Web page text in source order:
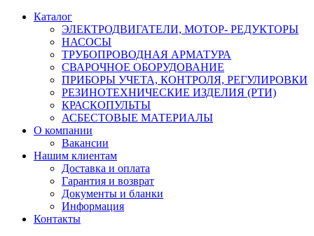
Каталог
ЭЛЕКТРОДВИГАТЕЛИ, МОТОР- РЕДУКТОРЫ
НАСОСЫ
ТРУБОПРОВОДНАЯ АРМАТУРА
СВАРОЧНОЕ ОБОРУДОВАНИЕ
ПРИБОРЫ УЧЕТА, КОНТРОЛЯ, РЕГУЛИРОВКИ
РЕЗИНОТЕХНИЧЕСКИЕ ИЗДЕЛИЯ (РТИ)
КРАСКОПУЛЬТЫ
АСБЕСТОВЫЕ МАТЕРИАЛЫ
О компании
Вакансии
Нашим клиентам
Доставка и оплата
Гарантия и возврат
Документы и бланки
Информация
Контакты